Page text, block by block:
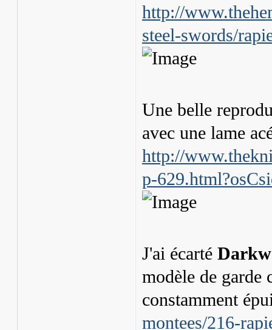
http://
steel-swords/
Une belle
avec une lame
http://
p-
J'ai écarté
modèle de garde
constamment
montees/216-